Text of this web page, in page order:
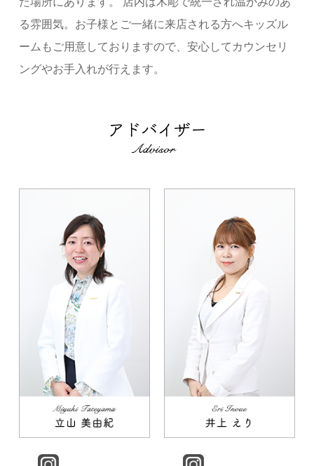
る雰囲気。お子様とご一緒に来店される方へキッズル
ームもご用意しておりますので、安心してカウンセリ
ングやお手入れが行えます。